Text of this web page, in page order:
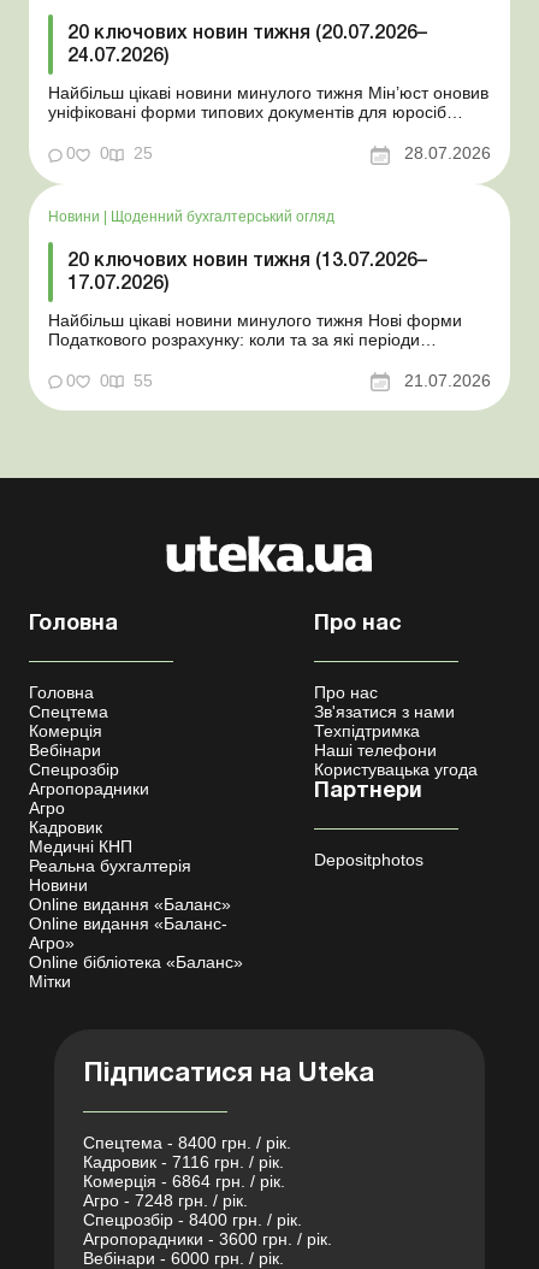
20 ключових новин тижня (20.07.2026–
24.07.2026)
Найбільш цікаві новини минулого тижня Мін’юст оновив
уніфіковані форми типових документів для юросіб
координаційного центру з організації бронювання У
працівника виявлено статус «у розшуку»: що потрібно
0 0 25 28.07.2026
Новини | Щоденний бухгалтерський огляд
20 ключових новин тижня (13.07.2026–
17.07.2026)
Найбільш цікаві новини минулого тижня Нові форми
Податкового розрахунку: коли та за які періоди
відстрочки від призову під час мобілізації удосконалено
Кабмін утворив Координаційний центр з організації
бронювання військовозобов’язаних Верховна ...
0 0 55 21.07.2026
Головна
Головна
Спецтема
Комерція
Вебінари
Спецрозбір
Агропорадники
Агро
Кадровик
Медичні КНП
Реальна бухгалтерія
Новини
Online видання «Баланс»
Online видання «Баланс-
Агро»
Online бібліотека «Баланс»
Мітки
Про нас
Про нас
Зв'язатися з нами
Техпідтримка
Наші телефони
Користувацька угода
Партнери
Depositphotos
Підписатися на Uteka
Спецтема - 8400 грн. / рік.
Кадровик - 7116 грн. / рік.
Комерція - 6864 грн. / рік.
Агро - 7248 грн. / рік.
Спецрозбір - 8400 грн. / рік.
Агропорадники - 3600 грн. / рік.
Вебінари - 6000 грн. / рік.